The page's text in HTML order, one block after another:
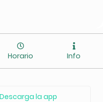
Horario Info
Descarga la app